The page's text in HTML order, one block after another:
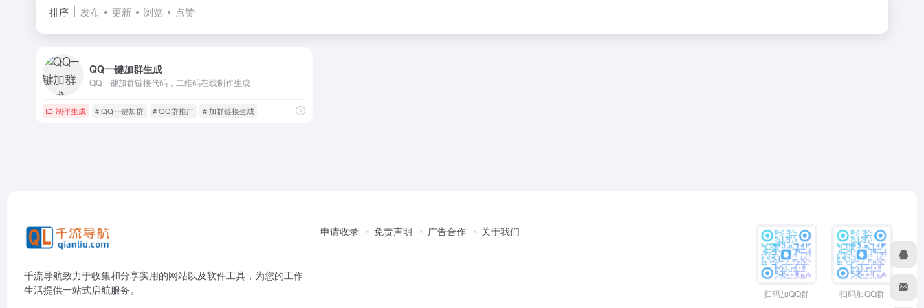
排序 发布 更新 浏览 点赞
QQ一键加群生成
QQ一键加群链接代码，二维码在线制作生成
制作生成 # QQ一键加群 # QQ群推广 # 加群链接生成
千流导航致力于收集和分享实用的网站以及软件工具，为您的工作
生活提供一站式启航服务。
申请收录 免责声明 广告合作 关于我们
扫码加QQ群 扫码加QQ群